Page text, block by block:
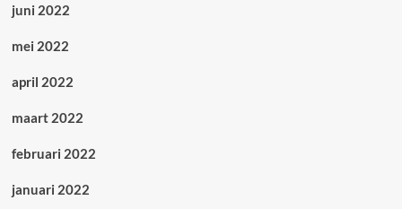
juni 2022
mei 2022
april 2022
maart 2022
februari 2022
januari 2022